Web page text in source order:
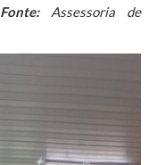
Fonte:Assessoria de